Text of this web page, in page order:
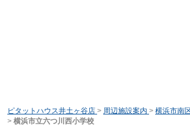
ピタットハウス井土ヶ谷店 > 周辺施設案内 > 横浜市南
> 横浜市立六つ川西小学校